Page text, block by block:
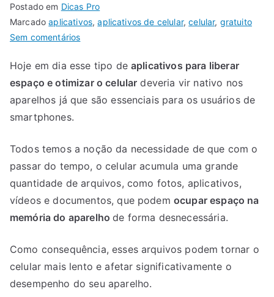
Postado em Dicas Pro
Marcadoaplicativos,aplicativos de celular,celular, gratuito
Sem comentáriosem
para
liberar
espaço
Clean
Master
Hoje em dia esse tipo de aplicativos para liberar
espaço e otimizar o celular deveria vir nativo nos
aparelhos já que são essenciais para os usuários de
smartphones.
Todos temos a noção da necessidade de que com o
passar do tempo, o celular acumula uma grande
quantidade de arquivos, como fotos, aplicativos,
vídeos e documentos, que podem ocupar espaço na
memória do aparelhode forma desnecessária.
Como consequência, esses arquivos podem tornar o
celular mais lento e afetar significativamente o
desempenho do seu aparelho.